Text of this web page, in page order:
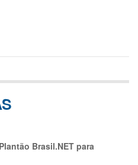
Brasil.NET para